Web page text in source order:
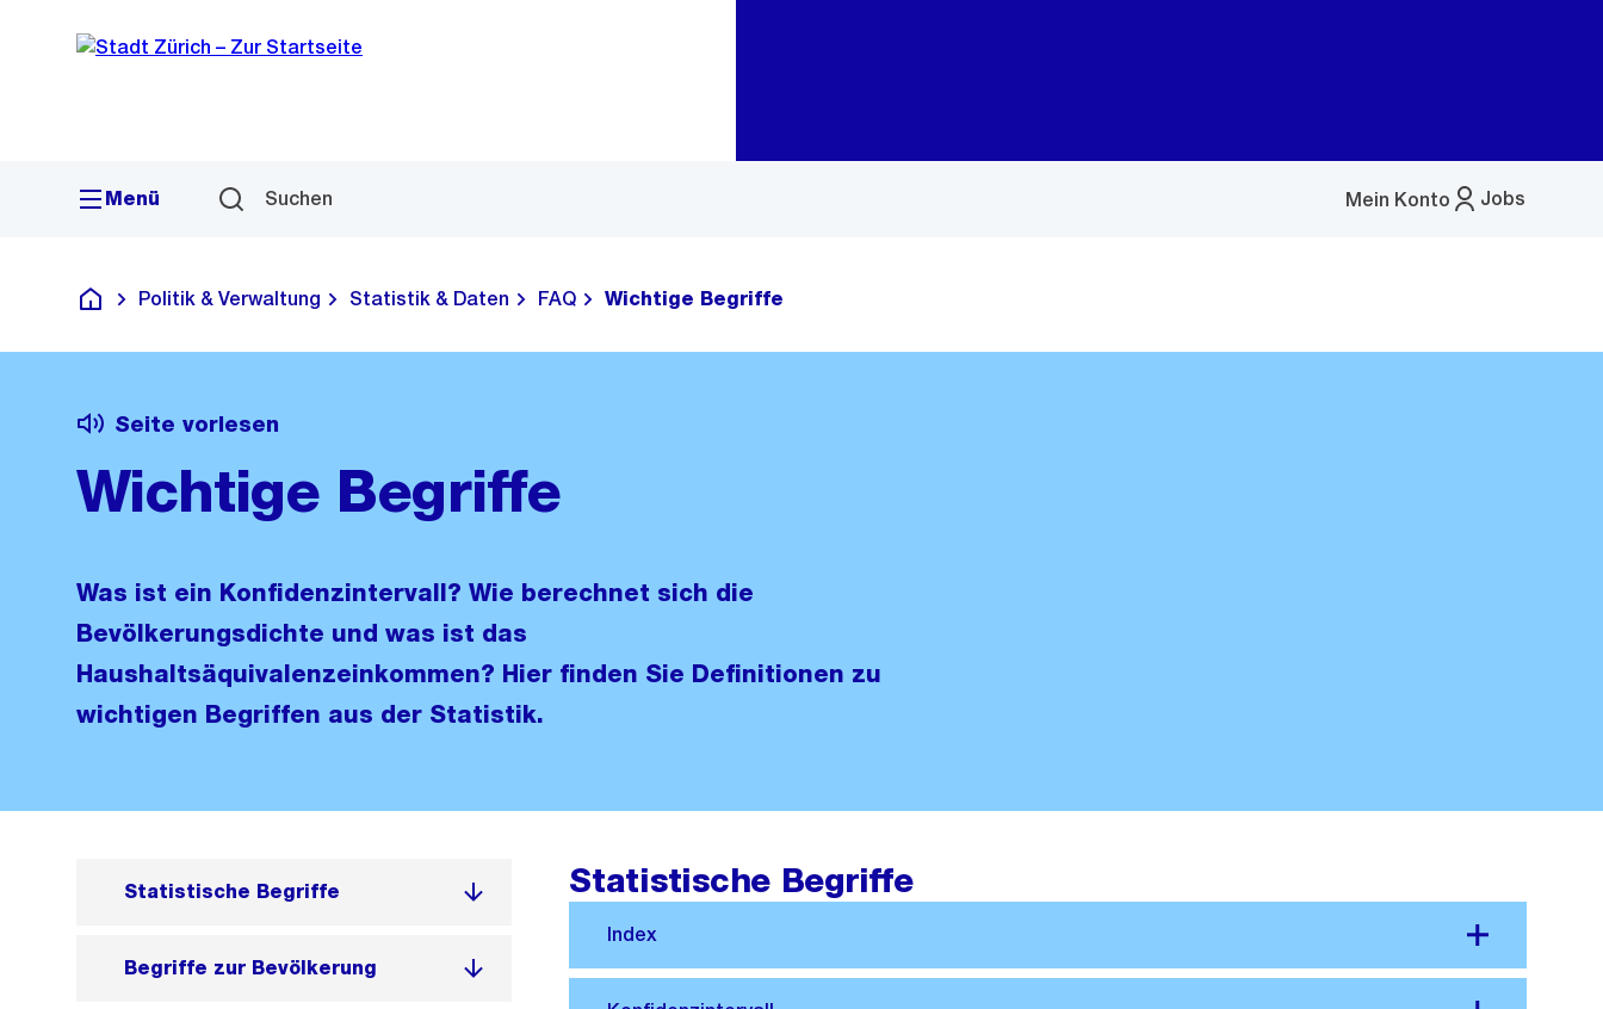
Navigation
Sprunglink
Menü Suchen Jobs
Mein Konto
Menü
Deutsch
Politik & Verwaltung Statistik & Daten FAQ Wichtige Begriffe
Seite vorlesen
Wichtige Begriffe
Was ist ein Konfidenzintervall? Wie berechnet sich die
Bevölkerungsdichte und was ist das
Haushaltsäquivalenzeinkommen? Hier finden Sie Definitionen zu
wichtigen Begriffen aus der Statistik.
Statistische Begriffe
Begriffe zur Bevölkerung
Statistische Begriffe